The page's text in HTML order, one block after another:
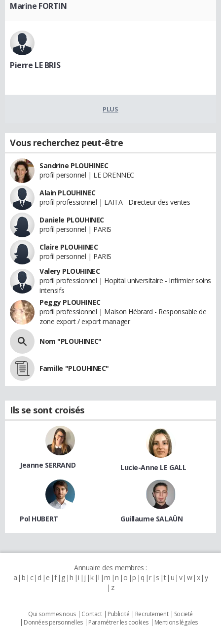
Marine FORTIN
Pierre LE BRIS
PLUS
Vous recherchez peut-être
Sandrine PLOUHINEC
profil personnel | LE DRENNEC
Alain PLOUHINEC
profil professionnel | LAITA - Directeur des ventes
Daniele PLOUHINEC
profil personnel | PARIS
Claire PLOUHINEC
profil personnel | PARIS
Valery PLOUHINEC
profil professionnel | Hopital universitaire - Infirmier soins
intensifs
Peggy PLOUHINEC
profil professionnel | Maison Hébrard - Responsable de
zone export / export manager
Nom "PLOUHINEC"
Famille "PLOUHINEC"
Ils se sont croisés
Jeanne SERRAND Lucie-Anne LE GALL
Pol HUBERT Guillaume SALAÜN
Annuaire des membres :
a b c d e f g h i j k l m n o p q r s t u v w x y
z
Qui sommes nous Contact Publicité Recrutement
Societé
Données personnelles
Paramétrer les cookies Mentions légales